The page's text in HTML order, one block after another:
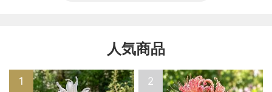
人気商品
1 2